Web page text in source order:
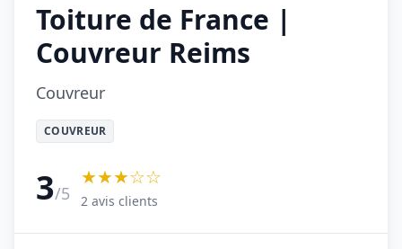
Toiture de France |
Couvreur Reims
Couvreur
COUVREUR
3/5
★★★☆☆
2 avis clients